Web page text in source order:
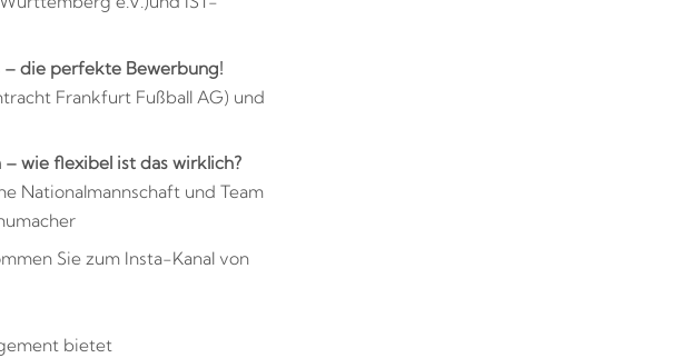
– die perfekte Bewerbung!
Frankfurt Fußball AG) und
wie flexibel ist das wirklich?
Nationalmannschaft und Team
Sie zum Insta-Kanal von
bietet